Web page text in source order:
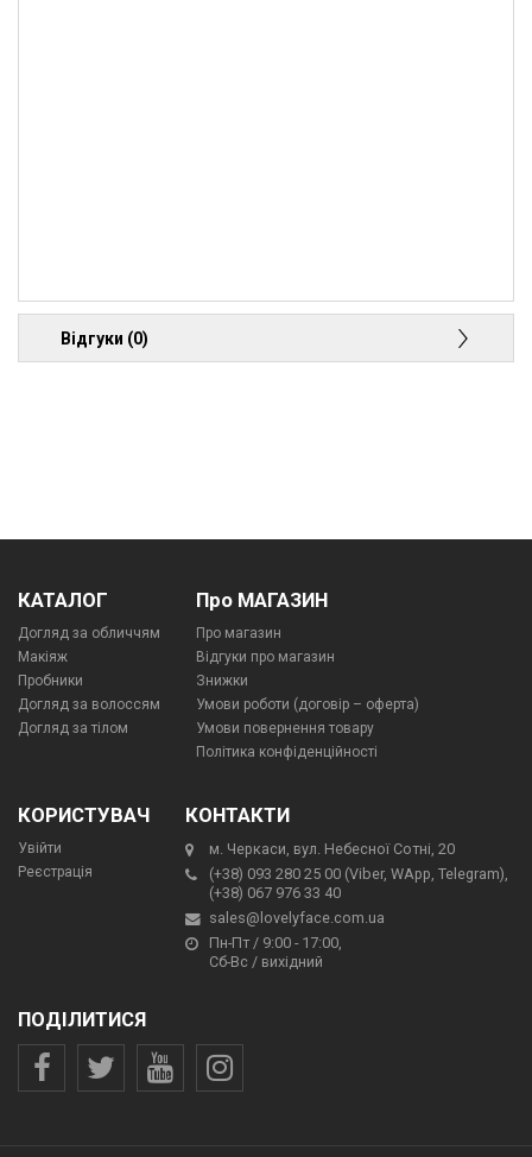
Відгуки (0)
КАТАЛОГ
Догляд за обличчям
Макіяж
Пробники
Догляд за волоссям
Догляд за тілом
Про МАГАЗИН
Про магазин
Відгуки про магазин
Знижки
Умови роботи (договір – оферта)
Умови повернення товару
Політика конфіденційності
КОРИСТУВАЧ
Увійти
Реєстрація
КОНТАКТИ
м. Черкаси, вул. Небесної Сотні, 20
(+38) 093 280 25 00 (Viber, WApp, Telegram),
(+38) 067 976 33 40
sales@lovelyface.com.ua
Пн-Пт / 9:00 - 17:00,
Сб-Вс / вихідний
ПОДІЛИТИСЯ